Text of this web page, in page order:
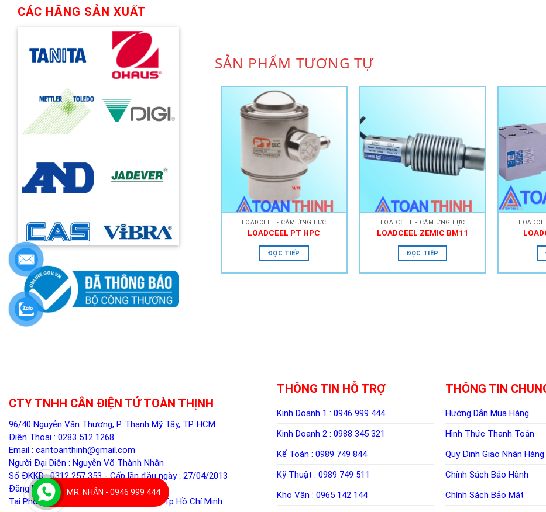
CÁC HÃNG SẢN XUẤT
SẢN PHẨM TƯƠNG TỰ
Add to
Wishlist
LOADCELL - CẢM ỨNG LỰC
LOADCEEL PT HPC
ĐỌC TIẾP
Add to
Wishlist
LOADCELL - CẢM ỨNG LỰC
LOADCEEL ZEMIC BM11
ĐỌC TIẾP
CTY TNHH CÂN ĐIỆN TỬ TOÀN THỊNH
96/40 Nguyễn Văn Thương, P. Thạnh Mỹ Tây, TP. HCM
Điện Thoại : 0283 512 1268
Email : cantoanthinh@gmail.com
Người Đại Diện : Nguyễn Võ Thành Nhân
Số ĐKKD : 0312 257 353 - Cấp lần đầu ngày : 27/04/2013
Đăng ký thay đổi lần 5 ngày 05/12/2024
Tại Phòng ĐKKD - Sở Kế Hoạch Đầu Tư Tp Hồ Chí Minh
THÔNG TIN HỖ TRỢ
Kinh Doanh 1 : 0946 999 444
Kinh Doanh 2 : 0988 345 321
Kế Toán : 0989 749 844
Kỹ Thuật : 0989 749 511
Kho Vận : 0965 142 144
THÔNG TIN
Hướng Dẫn Mua Hàng
Hình Thức Thanh Toán
Quy Định Giao Nhận Hàng
Chính Sách Bảo Hành
Chính Sách Bảo Mật
MR. NHÂN - 0946 999 444